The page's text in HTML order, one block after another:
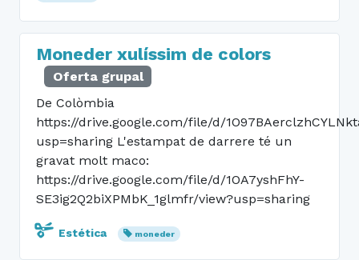
Moneder xulíssim de colors
Oferta grupal
De Colòmbia
https://drive.google.com/file/d/
usp=sharing L'estampat de darrere té un
gravat molt maco:
https://drive.google.com/file/d/1OA7yshFhY-
SE3ig2Q2biXPMbK_1glmfr/view?usp=sharing
Estética moneder